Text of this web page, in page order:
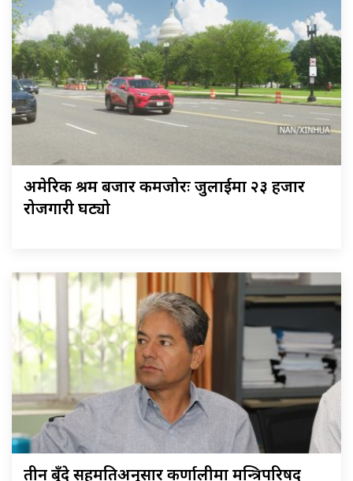
अमेरिकी श्रम बजार कमजोरः जुलाईमा २३ हजार
रोजगारी घट्यो
तीन बुँदे सहमतिअनुसार कर्णालीमा मन्त्रिपरिषद्